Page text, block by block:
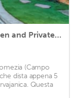
A Luxury 2 Bedrooms Villa With Garden and Private Jacuzzi by the Beach of Torvaianica and Campo Ascolano
(Campo
dista appena 5
Questa